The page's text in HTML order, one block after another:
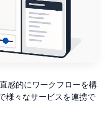
感的にワークフローを構
様々なサービスを連携で